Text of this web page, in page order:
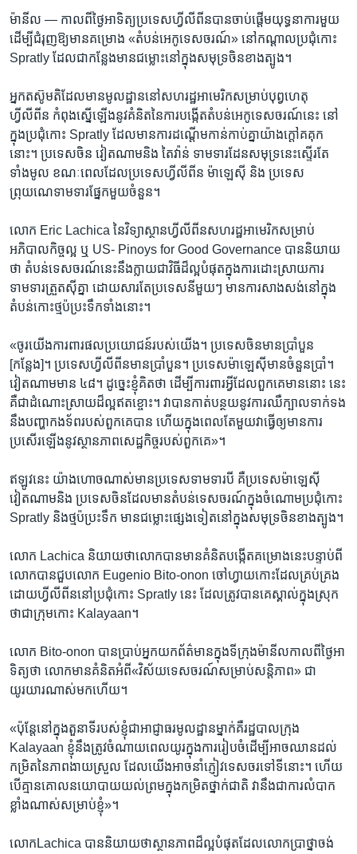
ម៉ានីល — កាល​ពី​ថ្ងៃ​អាទិត្យ​ប្រទេស​ហ្វីលីពីន​បាន​ចាប់​ផ្តើម​យុទ្ធនាការ​មួយ​
ដើម្បី​ជំរុញ​ឱ្យ​មាន​គម្រោង​ «តំបន់​អេកូ​ទេសចរណ៍‍» នៅ​កណ្តាល​ប្រជុំ​កោះ
Spratly ដែល​ជា​កន្លែង​មាន​ជម្លោះ​នៅ​ក្នុង​សមុទ្រ​ចិន​ខាង​ត្បូង។
អ្នក​តស៊ូ​មតិដែល​មាន​មូលដ្ឋាន​នៅ​សហរដ្ឋ​អាមេរិក​សម្រាប់​បុព្វហេតុ​
ហ្វីលីពីន​ កំពុង​ស្នើ​ឡើងនូវ​គំនិត​នៃ​ការ​បង្កើត​តំបន់​អេកូ​ទេសចរណ៍​នេះ​ នៅ​
ក្នុង​ប្រជុំ​កោះ Spratly ដែល​មាន​ការ​ដណ្តើម​កាន់កាប់​គ្នា​យ៉ាង​ក្តៅ​គគុក​
នោះ។ ប្រទេស​ចិន ​វៀតណាម​និង ​តៃវ៉ាន់​ ទាមទារ​ដែន​សមុទ្រ​នេះ​ស្ទើរ​តែ​
ទាំង​មូល ខណៈ​ពេល​ដែល​ប្រទេស​ហ្វីលីពីន ​ម៉ាឡេស៊ី ​និង ​ប្រទេស​
ព្រុយណេ​ទាមទារ​ផ្នែក​មួយ​ចំនួន។
លោក Eric Lachica នៃ​វិទ្យាស្ថាន​ហ្វីលីពីន​សហរដ្ឋ​អាមេរិក​សម្រាប់​
អភិបាលកិច្ច​ល្អ​ ឬ​ US- Pinoys for Good Governance បាន​និយាយ​
ថា​ តំបន់​ទេសចរណ៍នេះ​នឹង​ក្លាយ​ជា​វិធី​ដ៏​ល្អ​បំផុត​ក្នុង​ការ​ដោះស្រាយ​ការ​
ទាមទារ​ត្រួត​ស៊ីគ្នា ដោយ​សារ​តែ​ប្រទេស​នីមួយៗ​ មាន​ការ​សាងសង់​នៅក្នុង​
តំបន់​កោះ​ថ្ម​ប៉ប្រះ​ទឹក​ទាំងនោះ។
«ចូរ​យើង​ការពារ​ផល​ប្រយោជន៍​របស់​យើង។ ប្រទេស​ចិន​មាន​ប្រាំបួន​
[កន្លែង]។ ប្រទេស​ហ្វីលីពីន​មាន​ប្រាំបួន។ ប្រទេស​ម៉ាឡេស៊ី​មាន​ចំនួន​ប្រាំ។
វៀតណាម​មាន ៤៨។ ដូច្នេះ​ខ្ញុំ​គិត​ថា ​ដើម្បី​ការពារ​អ្វី​ដែល​ពួក​គេ​មាន​នោះ ​នេះ​
គឺ​ជា​ដំណោះ​ស្រាយ​ដ៏​ល្អ​ឥត​ខ្ចោះ។ វា​បាន​កាត់បន្ថយ​នូវ​ការ​ឈឺ​ក្បាល​ទាក់ទង​
នឹង​បញ្ហា​កងទ័ព​របស់​ពួកគេ​បាន​ ហើយ​ក្នុង​ពេល​តែមួយ​វា​ធ្វើ​ឲ្យ​មាន​ការ​
ប្រសើរ​ឡើង​នូវ​ស្ថានភាព​សេដ្ឋកិច្ច​របស់​ពួក​គេ»។
ឥឡូវ​នេះ​ យ៉ាង​ហោច​ណាស់​មាន​ប្រទេស​ទាមទារ​បី គឺ​ប្រទេស​ម៉ាឡេស៊ី ​
វៀតណាម​និង ​ប្រទេស​ចិន​ដែល​មាន​តំបន់​ទេសចរណ៍​ក្នុង​ចំណោម​ប្រជុំ​កោះ
Spratly និង​ថ្ម​ប៉ប្រះ​ទឹក​ មាន​ជម្លោះ​ផ្សេង​ទៀត​នៅ​ក្នុង​សមុទ្រ​ចិន​ខាង​ត្បូង។
លោក Lachica និយាយ​ថា​លោក​បាន​មាន​គំនិត​បង្កើត​គម្រោង​នេះបន្ទាប់​ពី​
លោក​បាន​ជួប​លោក Eugenio Bito-onon ចៅហ្វាយ​កោះ​ដែលគ្រប់គ្រង​
ដោយ​ហ្វីលីពីន​នៅ​ប្រជុំ​កោះ Spratly នេះ​ ដែល​ត្រូវ​បាន​គេ​ស្គាល់​ក្នុង​ស្រុក​
ថា​ជា​ក្រុម​កោះ Kalayaan។
លោក​ Bito-onon បាន​ប្រាប់​អ្នក​យក​ព័ត៌មាន​ក្នុង​ទីក្រុង​ម៉ានីល​កាល​ពី​ថ្ងៃ​អា
ទិត្យ​ថា​ លោកមាន​គំនិត​អំពី​«វិស័យ​ទេសចរណ៍​សម្រាប់​សន្តិភាព‍» ជា​
យូរយារ​ណាស់​មក​ហើយ។
«ប៉ុន្តែ​នៅ​ក្នុង​តួនាទីរបស់​ខ្ញុំ​ជា​អាជ្ញាធរ​មូលដ្ឋានម្នាក់​គឺ​រដ្ឋបាល​ក្រុង
Kalayaan ខ្ញុំនឹង​ត្រូវ​ចំណាយ​ពេល​យូរ​ក្នុង​ការ​រៀប​ចំ​ដើម្បី​អាច​ឈាន​ដល់​
កម្រិត​នៃ​ភាព​ងាយស្រួល ​ដែល​យើង​អាច​នាំ​ភ្ញៀវ​ទេសចរ​ទៅ​ទីនោះ។ ហើយ​
បើ​គ្មាន​គោល​នយោបាយ​យល់​ព្រមក្នុង​កម្រិត​ថ្នាក់​ជាតិ ​វា​នឹង​ជាការ​លំបាក​
ខ្លាំង​ណាស់​សម្រាប់ខ្ញុំ»។
លោកLachica បាន​និយាយ​ថាស្ថានភាពដ៏​ល្អ​បំផុត​ដែល​លោក​ប្រាថ្នា​ចង់​